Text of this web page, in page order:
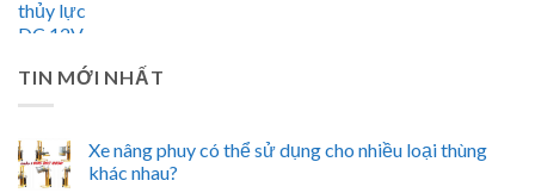
TIN MỚI NHẤT
Xe nâng phuy có thể sử dụng cho nhiều loại thùng
khác nhau?